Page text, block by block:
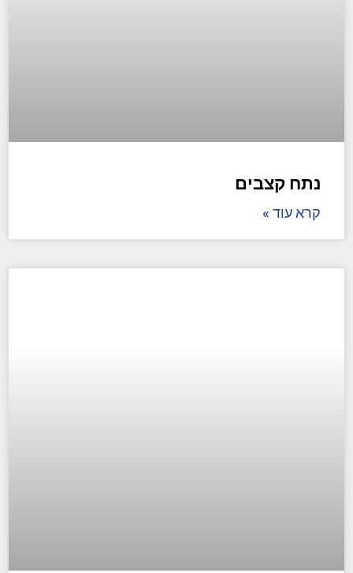
נתח קצבים
קרא עוד »